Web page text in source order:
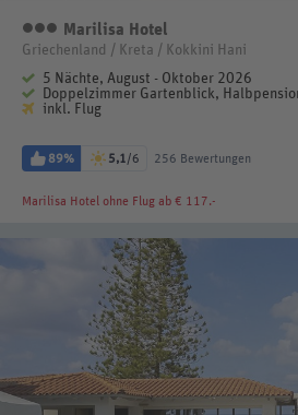
3 Sterne
Marilisa Hotel
Griechenland / Kreta / Kokkini Hani
5 Nächte, August - Oktober 2026
Doppelzimmer Gartenblick,
inkl. Flug
89% 5,1/6 256 Bewertungen
Marilisa Hotel ohne Flug ab € 117.-